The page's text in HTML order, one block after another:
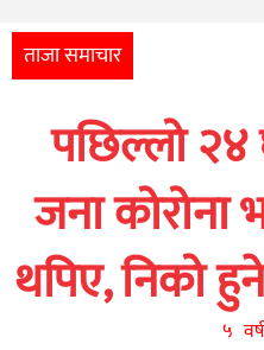
आर्थिक
नेपाली
युनिकोड
ताजा समाचार
पछिल्लो २४
जना कोरोना
थपिए, निको
५